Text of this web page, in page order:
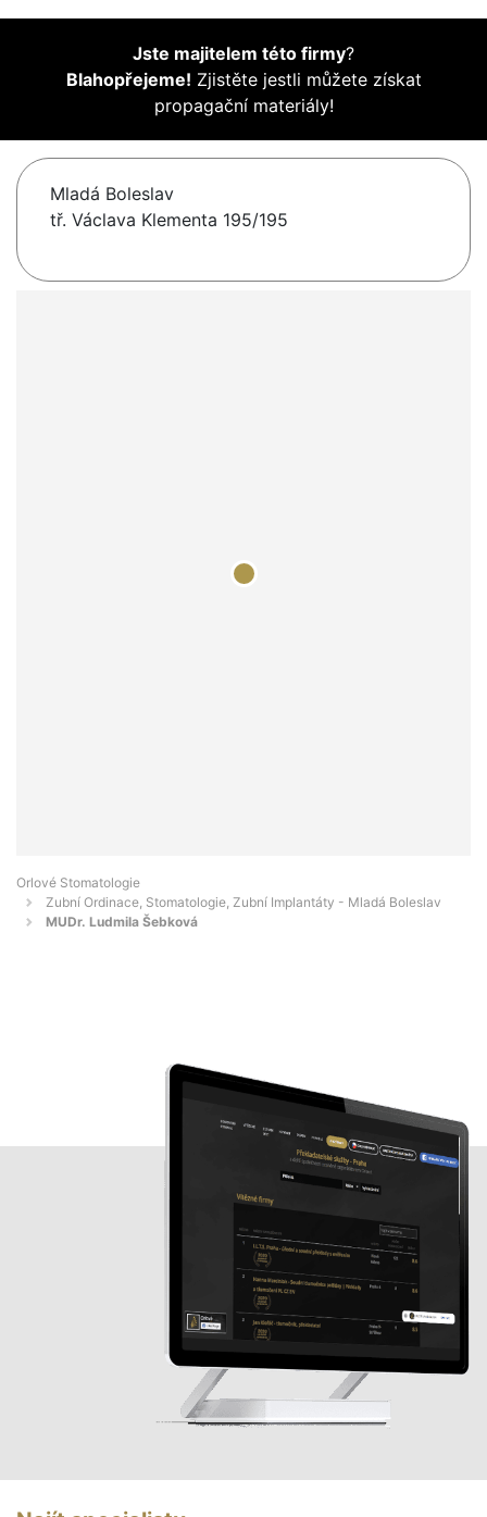
Jste majitelem této firmy?
Blahopřejeme! Zjistěte jestli můžete získat
propagační materiály!
Mladá Boleslav
tř. Václava Klementa 195/195
Orlové Stomatologie
Zubní Ordinace, Stomatologie, Zubní Implantáty - Mladá Boleslav
MUDr. Ludmila Šebková